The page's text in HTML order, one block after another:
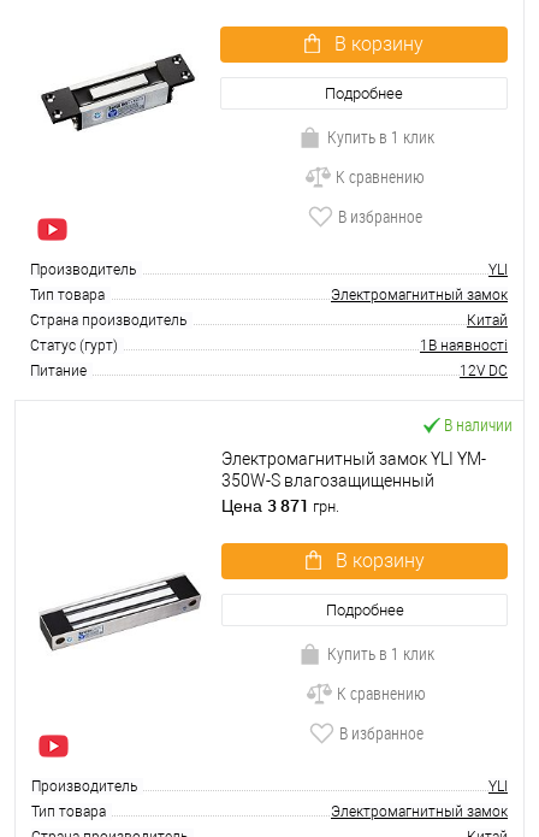
В корзину
Подробнее
Купить в 1 клик
К сравнению
В избранное
Производитель
YLI
Тип товара
Электромагнитный замок
Страна производитель
Китай
Статус (гурт)
1В наявності
Питание
12V DC
В наличии
Электромагнитный замок YLI YM-
350W-S влагозащищенный
Цена 3 871 грн.
В корзину
Подробнее
Купить в 1 клик
К сравнению
В избранное
Производитель
YLI
Тип товара
Электромагнитный замок